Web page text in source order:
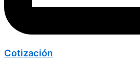
Cotización